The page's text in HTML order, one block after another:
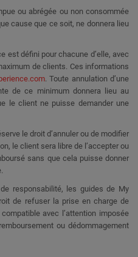
ou abrégée ou non consommée
cause que ce soit, ne donnera lieu
est défini pour chacune d’elle, avec
de clients. Ces informations
com. Toute annulation d’une
de ce minimum donnera lieu au
le client ne puisse demander une
le droit d’annuler ou de modifier
le client sera libre de l’accepter ou
sans que cela puisse donner
responsabilité, les guides de My
de refuser la prise en charge de
avec l’attention imposée
ou dédommagement